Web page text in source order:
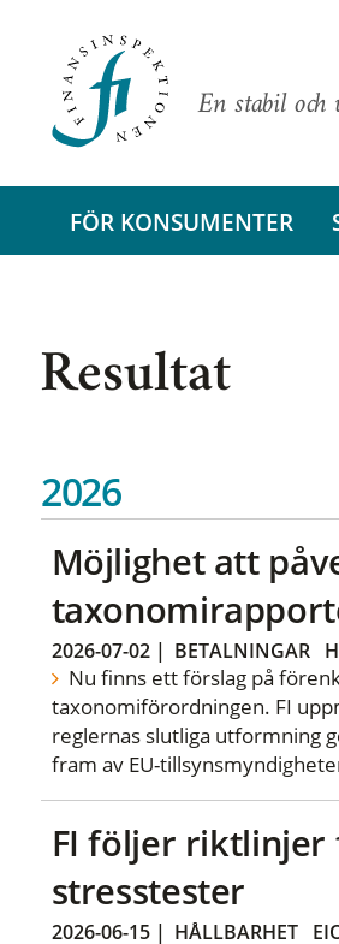
En stabil
FÖR KONSUMENTER
Resultat
2026
Möjlighet att
2026-07-02| BETALNINGAR
Nu finns ett förslag på
taxonomiförordningen. FI
reglernas slutliga utformning
fram av EU-
FI följer riktlinjer
stresstester
2026-06-15| HÅLLBARHET